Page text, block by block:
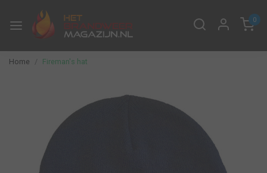
0
Home Fireman's hat